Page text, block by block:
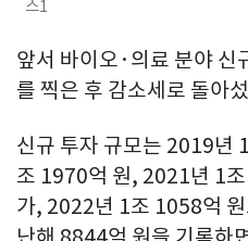
스1
앞서 바이오·의료 분야 신
를 찍은 후 감소세로 돌아
신규 투자 규모는 2019년
조 1970억 원, 2021년 1
가, 2022년 1조 1058억 원